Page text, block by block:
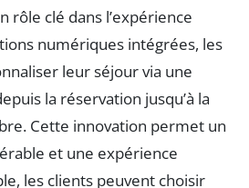
rôle clé dans l’expérience
numériques intégrées, les
leur séjour via une
la réservation jusqu’à la
Cette innovation permet un
et une expérience
les clients peuvent choisir